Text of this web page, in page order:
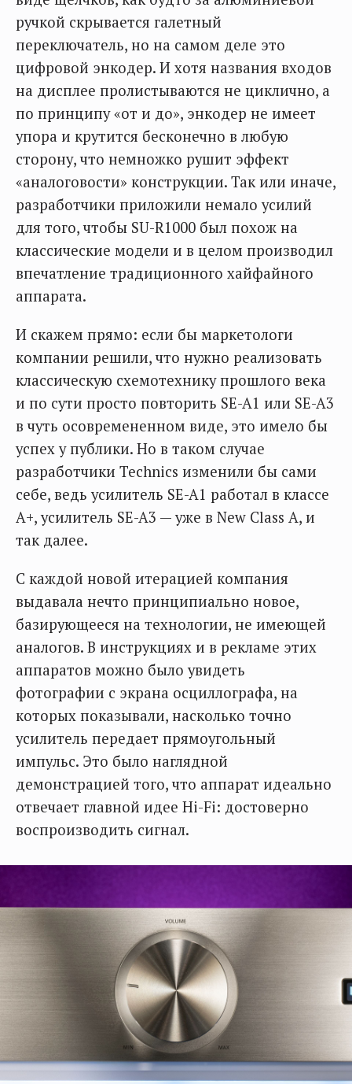
ручкой скрывается галетный
переключатель, но на самом деле это
цифровой энкодер. И хотя названия входов
на дисплее пролистываются не циклично, а
по принципу «от и до», энкодер не имеет
упора и крутится бесконечно в любую
сторону, что немножко рушит эффект
«аналоговости» конструкции. Так или иначе,
разработчики приложили немало усилий
для того, чтобы SU-R1000 был похож на
классические модели и в целом производил
впечатление традиционного хайфайного
аппарата.
И скажем прямо: если бы маркетологи
компании решили, что нужно реализовать
классическую схемотехнику прошлого века
и по сути просто повторить SE-A1 или SE-A3
в чуть осовремененном виде, это имело бы
успех у публики. Но в таком случае
разработчики Technics изменили бы сами
себе, ведь усилитель SE-A1 работал в классе
А+, усилитель SE-A3 — уже в New Class A, и
так далее.
С каждой новой итерацией компания
выдавала нечто принципиально новое,
базирующееся на технологии, не имеющей
аналогов. В инструкциях и в рекламе этих
аппаратов можно было увидеть
фотографии с экрана осциллографа, на
которых показывали, насколько точно
усилитель передает прямоугольный
импульс. Это было наглядной
демонстрацией того, что аппарат идеально
отвечает главной идее Hi-Fi: достоверно
воспроизводить сигнал.